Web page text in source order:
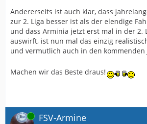
Andererseits ist auch klar, dass
zur 2. Liga besser ist als der elendige
und dass Arminia jetzt erst mal in der 2.
auswirft, ist nun mal das einzig
und vermutlich auch in den kommenden
Machen wir das Beste draus!
Online FSV-Armine